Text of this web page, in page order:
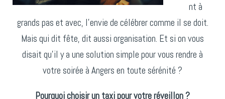
nt à
grands pas et avec, l’envie de célébrer comme il se doit.
Mais qui dit fête, dit aussi organisation. Et si on vous
disait qu’il y a une solution simple pour vous rendre à
votre soirée à Angers en toute sérénité ?
Pourquoi choisir un taxi pour votre réveillon ?